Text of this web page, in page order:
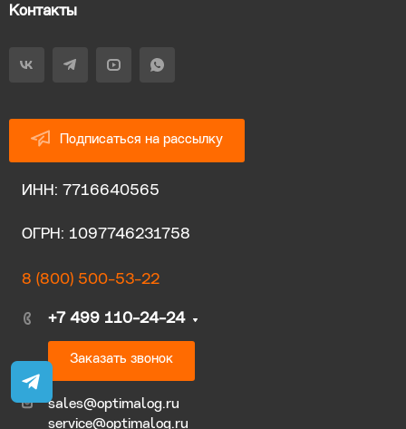
Контакты
Подписаться на рассылку
ИНН: 7716640565
ОГРН: 1097746231758
8 (800) 500-53-22
+7 499 110-24-24
Заказать звонок
sales@optimalog.ru
service@optimalog.ru